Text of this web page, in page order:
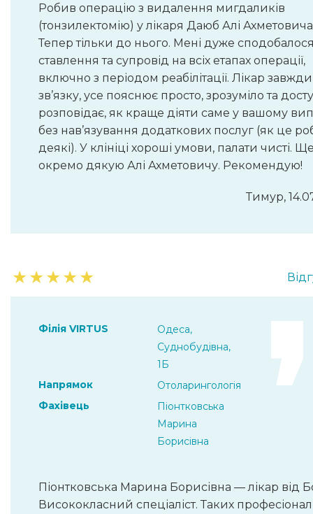
Робив операцію з видалення мигдаликів
(тонзилектомію) у лікаря Даюб Алі
Тепер тільки до нього. Мені дуже
ставлення та супровід на всіх етапах операції,
включно з періодом реабілітації. Лікар
зв’язку, усе пояснює просто, зрозуміло та
розповідає, як краще діяти саме у вашому
без нав’язування додаткових послуг (як це
деякі). У клініці хороші умови, палати чисті.
окремо дякую Алі Ахметовичу. Рекомендую!
Тимур,
★★★★★
Філія VIRTUS
Одеса,
Суднобудівна,
1Б
Напрямок
Отоларингологія
Фахівець
Піонтковська
Марина
Борисівна
Піонтковська Марина Борисівна — лікар від
Висококласний спеціаліст. Таких